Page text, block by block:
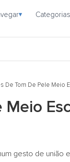
▾ Categorias
De Tom De Pele Meio
gesto de